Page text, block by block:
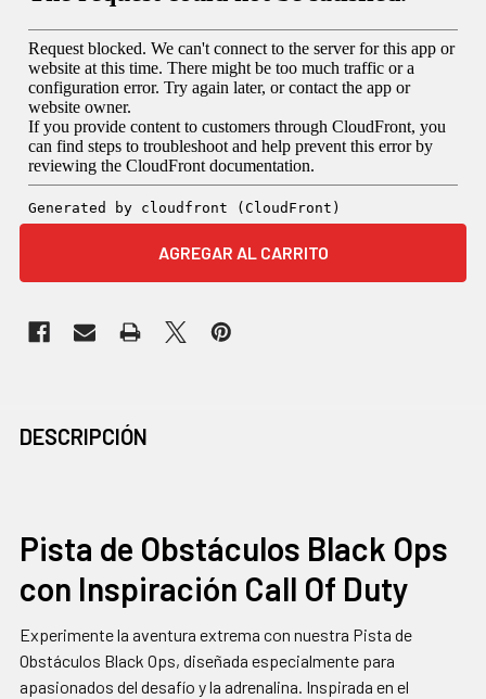
JUNTOS
SELECCIONAR
TODO
AGREGAR
SELECCIONADOS
AL CARRITO
DESCRIPCIÓN
Pista de Obstáculos Black Ops
con Inspiración Call Of Duty
Experimente la aventura extrema con nuestra Pista de
Obstáculos Black Ops, diseñada especialmente para
apasionados del desafío y la adrenalina. Inspirada en el